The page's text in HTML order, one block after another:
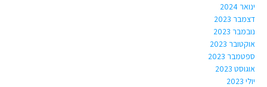
ינואר 2024
דצמבר 2023
נובמבר 2023
אוקטובר 2023
ספטמבר 2023
אוגוסט 2023
יולי 2023